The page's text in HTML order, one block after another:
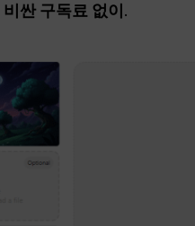
비싼 구독료 없이 .